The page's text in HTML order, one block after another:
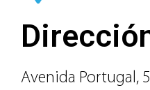
Avenida Portugal,